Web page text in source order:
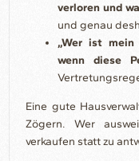
verloren und
und genau
„Wer ist mein
wenn diese
Eine gute
Zögern. Wer
verkaufen statt zu